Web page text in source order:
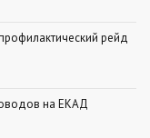
рейд
на ЕКАД